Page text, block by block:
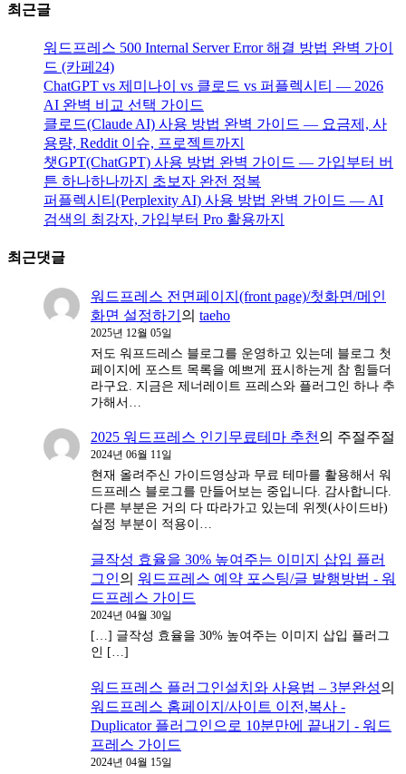
최근글
워드프레스 500 Internal Server Error 해결 방법 완벽 가이
드 (카페24)
ChatGPT vs 제미나이 vs 클로드 vs 퍼플렉시티 — 2026
AI 완벽 비교 선택 가이드
클로드(Claude AI) 사용 방법 완벽 가이드 — 요금제, 사
용량, Reddit 이슈, 프로젝트까지
챗GPT(ChatGPT) 사용 방법 완벽 가이드 — 가입부터 버
튼 하나하나까지 초보자 완전 정복
퍼플렉시티(Perplexity AI) 사용 방법 완벽 가이드 — AI
검색의 최강자, 가입부터 Pro 활용까지
최근댓글
워드프레스 전면페이지(front page)/첫화면/메인
화면 설정하기 의 taeho
2025년 12월 05일
저도 워프드레스 블로그를 운영하고 있는데 블로그 첫
페이지에 포스트 목록을 예쁘게 표시하는게 참 힘들더
라구요. 지금은 제너레이트 프레스와 플러그인 하나 추
가해서…
2025 워드프레스 인기무료테마 추천 의 주절주절
2024년 06월 11일
현재 올려주신 가이드영상과 무료 테마를 활용해서 워
드프레스 블로그를 만들어보는 중입니다. 감사합니다.
다른 부분은 거의 다 따라가고 있는데 위젯(사이드바)
설정 부분이 적용이…
글작성 효율을 30% 높여주는 이미지 삽입 플러
그인의 워드프레스 예약 포스팅/글 발행방법 - 워
드프레스 가이드
2024년 04월 30일
[…] 글작성 효율을 30% 높여주는 이미지 삽입 플러그
인 […]
워드프레스 플러그인설치와 사용법 – 3분완성의
워드프레스 홈페이지/사이트 이전,복사 -
Duplicator 플러그인으로 10분만에 끝내기 - 워드
프레스 가이드
2024년 04월 15일